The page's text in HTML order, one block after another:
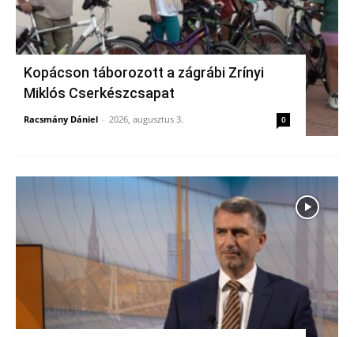
Kopácson táborozott a zágrábi Zrínyi
Miklós Cserkészcsapat
Racsmány Dániel - 2026, augusztus 3. 0